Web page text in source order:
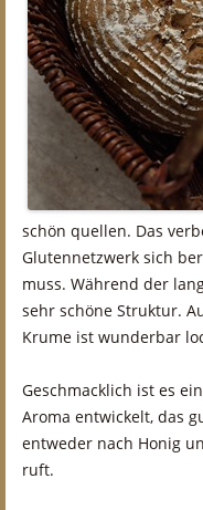
schön quellen. Das
Glutennetzwerk sich
muss. Während der
sehr schöne Struktur.
Krume ist wunderbar
Geschmacklich ist es
Aroma entwickelt, das
entweder nach Honig
ruft.